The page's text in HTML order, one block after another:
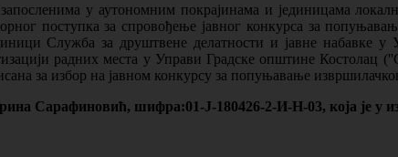
у аутономним покрајинама и јединицама
поступка за спровођење јавног конкурса за
Служба за друштвене делатности и јавне
радних места у Управи Градске општине
за избор на јавном конкурсу за попуњавање
Сарафиновић, шифра:01-Ј-180426-2-И-Н-03, која је у